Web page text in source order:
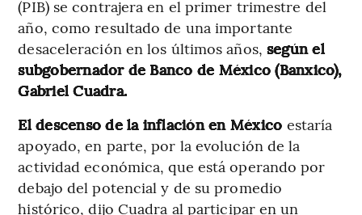
(PIB) se contrajera en el primer trimestre del
año, como resultado de una importante
desaceleración en los últimos años, según el
subgobernador de Banco de México (Banxico),
Gabriel Cuadra.
El descenso de la inflación en México estaría
apoyado, en parte, por la evolución de la
actividad económica, que está operando por
debajo del potencial y de su promedio
histórico, dijo Cuadra al participar en un